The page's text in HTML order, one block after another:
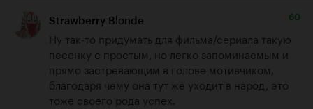
Strawberry Blonde 60
Ну так-то придумать для фильма/сериала такую
песенку с простым, но легко запоминаемым и
прямо застревающим в голове мотивчиком,
благодаря чему она тут же уходит в народ, это
тоже своего рода успех.